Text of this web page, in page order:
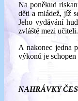
Na poněkud
děti a mládež, jíž
Jeho vydávání
zvláště mezi
A nakonec jedna
výkonů je
NAHRÁVKY